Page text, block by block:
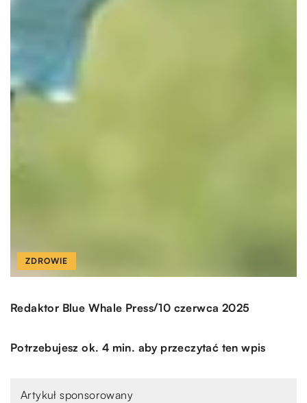
ZDROWIE
Redaktor Blue Whale Press/10 czerwca 2025
Potrzebujesz ok. 4 min. aby przeczytać ten wpis
Artykuł sponsorowany